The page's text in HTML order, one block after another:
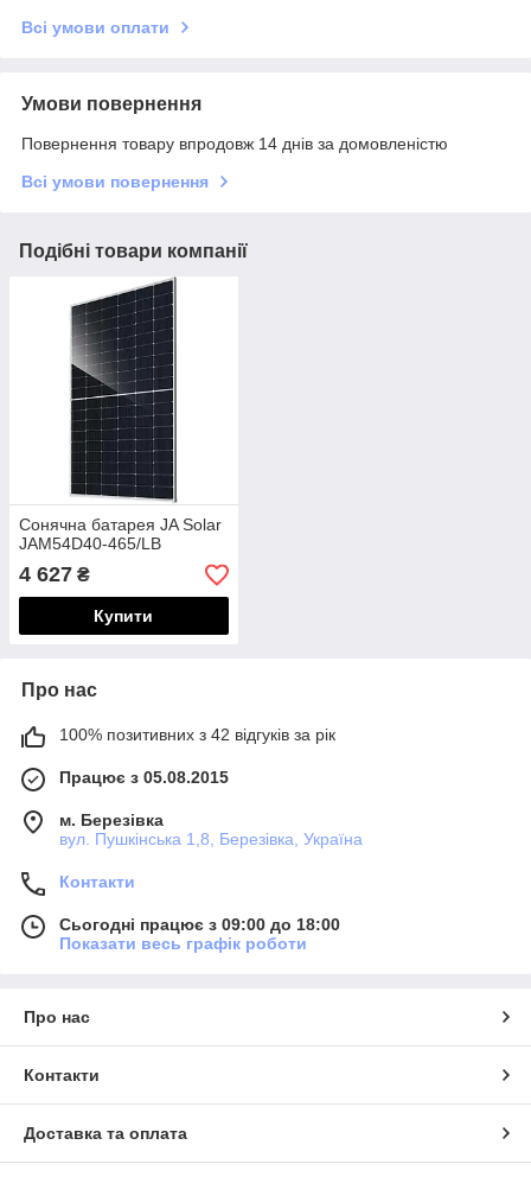
Всі умови оплати
Умови повернення
Повернення товару впродовж 14 днів за домовленістю
Всі умови повернення
Подібні товари компанії
Сонячна батарея JA Solar
JAM54D40-465/LB
4 627 ₴
Купити
Про нас
100% позитивних з 42 відгуків за рік
Працює з 05.08.2015
м. Березівка
вул. Пушкінська 1,8, Березівка, Україна
Контакти
Сьогодні працює з 09:00 до 18:00
Показати весь графік роботи
Про нас
Контакти
Доставка та оплата